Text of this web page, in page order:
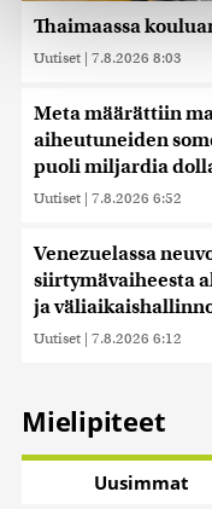
Käytämme evästeitä
tukemiseen ja
jaamme sosiaalisen
alan
sivustoamme.
tietoja muihin
kerätty, kun olet
Thaimaassa
Uutiset | 7.8.2026 8:03
Meta määrättiin
aiheutuneiden
puoli miljardia
Uutiset | 7.8.2026 6:52
Venezuelassa
siirtymävaiheesta
ja
Uutiset | 7.8.2026 6:12
Mielipiteet
Uusimmat